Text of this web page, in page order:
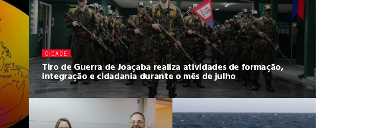
CIDADE
Tiro de Guerra de Joaçaba realiza atividades de formação,
integração e cidadania durante o mês de julho